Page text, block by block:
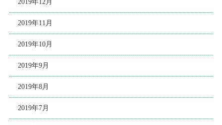
2019年12月
2019年11月
2019年10月
2019年9月
2019年8月
2019年7月